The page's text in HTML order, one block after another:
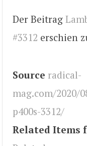
Der Beitrag
#3312 erschien
Source radical-
mag.com/2020/
p400s-3312/
Related Items